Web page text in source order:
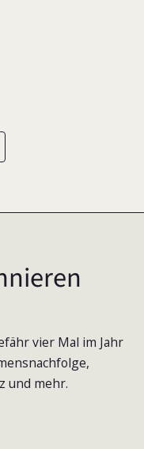
vier Mal im Jahr
und mehr.